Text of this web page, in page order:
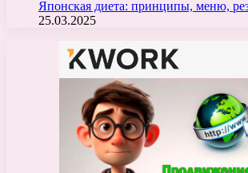
Японская диета: принципы, меню,
25.03.2025